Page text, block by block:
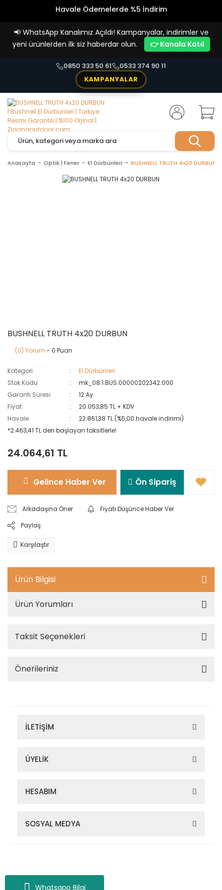
Whatsapp Bilgi
Havale Ödemelerde %5 İndirim
📢 WhatsApp Kanalımız Açıldı! Kampanyalar, indirimler ve
yeni ürünlerden ilk siz haberdar olun.
👉 Kanala Katıl
0850 333 50 61
0533 374 90 11
KAMPANYALAR
Anasayfa Optik | Fener El Dürbünleri BUSHNELL TRUTH 4x20 DURBUN
BUSHNELL TRUTH 4x20 DURBUN
(0) Yorum - 0 Puan
Kategori
El Dürbünleri
Stok Kodu
mk_08.1.BUS.00000202342.000
Garanti Süresi
12 Ay
Fiyat
20.053,85 TL + KDV
Havale
22.861,38 TL (%5,00 havale indirimi)
*2.463,41 TL den başlayan taksitlerle!
24.064,61 TL
Gelince Haber Ver Ön Sipariş
Arkadaşına Öner
Fiyatı Düşünce Haber Ver
Paylaş
Karşılaştır
Ürün Bilgisi
Ürün Yorumları
Taksit Seçenekleri
Önerileriniz
İLETİŞİM
ÜYELİK
HESABIM
SOSYAL MEDYA